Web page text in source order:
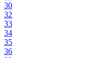
30
32
33
34
35
36